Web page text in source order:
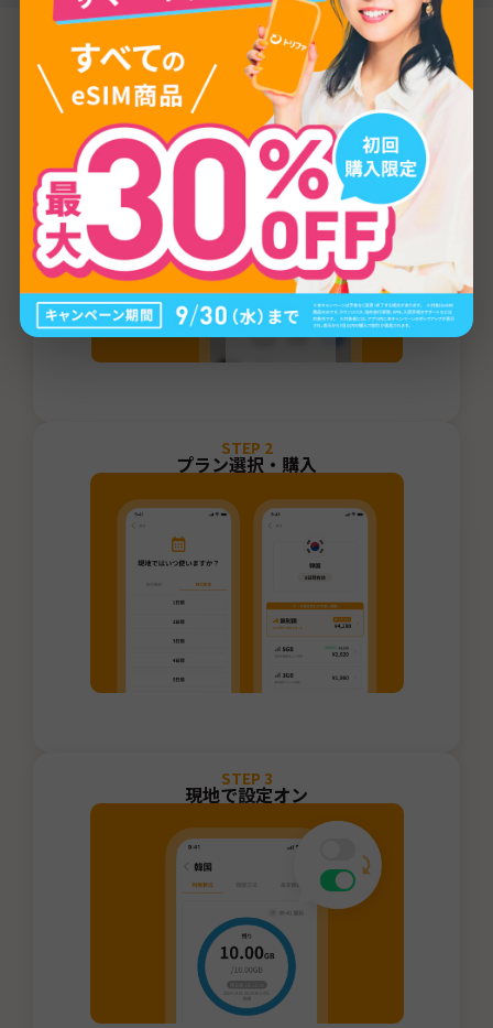
ご利用方法
1
トリファアプリをダウンロード
STEP 2
プラン選択・購入
STEP 3
現地で設定オン